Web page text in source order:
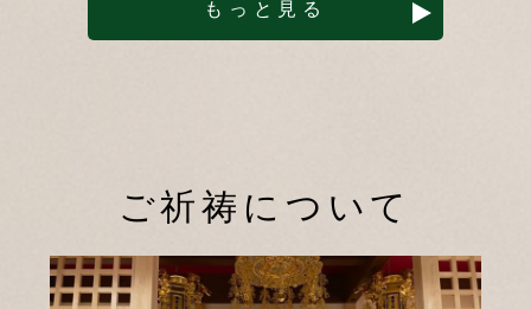
もっと見る
ご祈祷について